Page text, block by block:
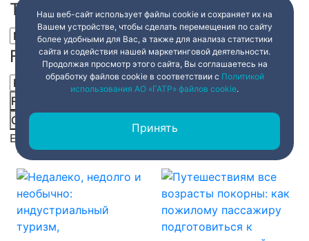
Text Edge Style
Font Family
Reset
Close Modal Dialog
End of dialog window.
ребёнка: выбираем самую
правильную, интересную и
площадку
28 октября 202507:45
весенние клумбы —
Растрелли посадят
28 октября 202507:45
Наш веб-сайт использует файлы cookie и сохраняет их на
Вашем устройстве, чтобы сделать перемещения по сайту
более удобными для Вас, а также для анализа статистики
сайта и содействия нашей маркетинговой деятельности.
Продолжая просмотр этого сайта, Вы соглашаетесь на
обработку файлов cookie в соответствии с Политикой
использования АО «ГАТР» файлов cookie.
Принять